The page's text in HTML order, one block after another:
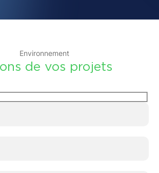
Environnement
de vos projets